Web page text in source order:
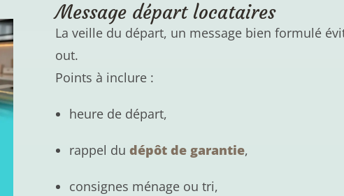
Message départ locataires
La veille du départ, un message bien formulé
out.
Points à inclure :
heure de départ,
rappel du dépôt de garantie,
consignes ménage ou tri,